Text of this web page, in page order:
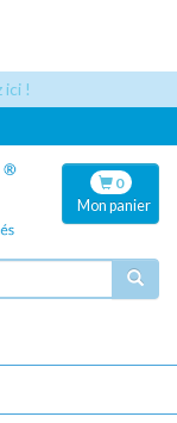
ici !
0
Mon panier